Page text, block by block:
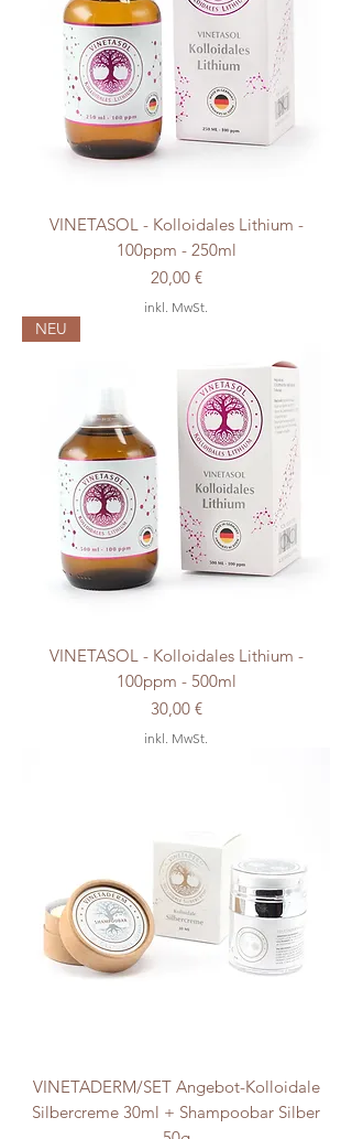
VINETASOL - Kolloidales Lithium -
100ppm - 250ml
Preis
20,00 €
inkl. MwSt.
NEU
VINETASOL - Kolloidales Lithium -
100ppm - 500ml
Preis
30,00 €
inkl. MwSt.
VINETADERM/SET Angebot-Kolloidale
Silbercreme 30ml + Shampoobar Silber